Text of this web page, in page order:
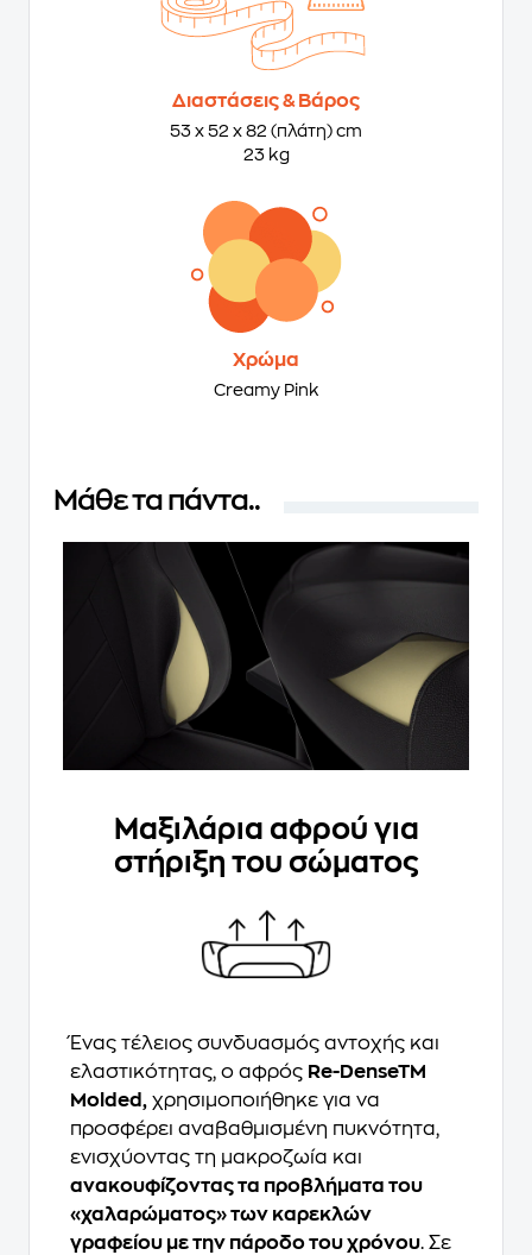
Διαστάσεις & Βάρος
53 x 52 x 82 (πλάτη) cm
23 kg
Χρώμα
Creamy Pink
Μάθε τα πάντα..
Μαξιλάρια αφρού για
στήριξη του σώματος
Ένας τέλειος συνδυασμός αντοχής και
ελαστικότητας, ο αφρός Re-DenseTM
Molded, χρησιμοποιήθηκε για να
προσφέρει αναβαθμισμένη πυκνότητα,
ενισχύοντας τη μακροζωία και
ανακουφίζοντας τα προβλήματα του
«χαλαρώματος» των καρεκλών
γραφείου με την πάροδο του χρόνου. Σε